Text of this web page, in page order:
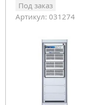
Под заказ
Артикул: 031274